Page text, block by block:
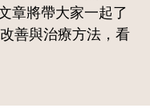
章將帶大家一起了
善與治療方法，看